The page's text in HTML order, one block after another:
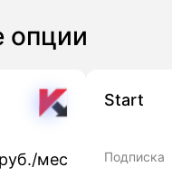
опции
мес
Start
Подписка